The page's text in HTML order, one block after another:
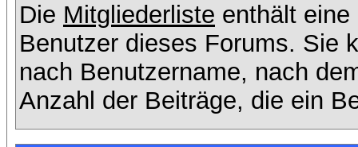
Die Mitgliederliste enthält
Benutzer dieses Forums. Sie
nach Benutzername, nach
Anzahl der Beiträge, die ein